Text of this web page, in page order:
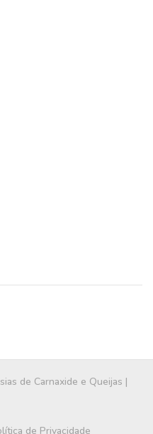
de Carnaxide e Queijas |
de Privacidade